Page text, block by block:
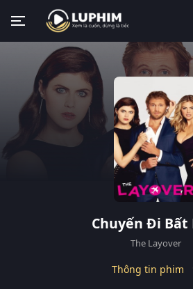
Chuyến Đi Bất
The Layover
Thông tin phim